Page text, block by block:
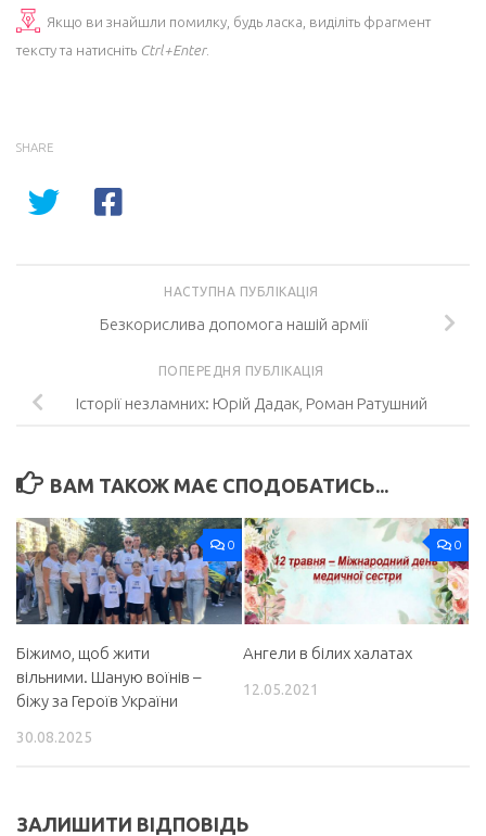
Якщо ви знайшли помилку, будь ласка, виділіть фрагмент
тексту та натисніть Ctrl+Enter.
SHARE
НАСТУПНА ПУБЛІКАЦІЯ
Безкорислива допомога нашій армії
ПОПЕРЕДНЯ ПУБЛІКАЦІЯ
Історії незламних: Юрій Дадак, Роман Ратушний
ВАМ ТАКОЖ МАЄ СПОДОБАТИСЬ...
0
Біжимо, щоб жити
вільними. Шаную воїнів –
біжу за Героїв України
30.08.2025
0
Ангели в білих халатах
12.05.2021
ЗАЛИШИТИ ВІДПОВІДЬ